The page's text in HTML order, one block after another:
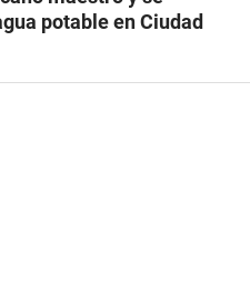
potable en Ciudad